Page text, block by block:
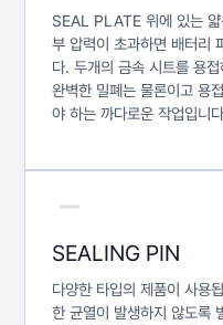
SEAL PLATE 위에 있는 얇
부 압력이 초과하면 배터리
다. 두개의 금속 시트를 용
완벽한 밀폐는 물론이고 용
야 하는 까다로운 작업입니
SEALING PIN
다양한 타입의 제품이 사용
한 균열이 발생하지 않도록